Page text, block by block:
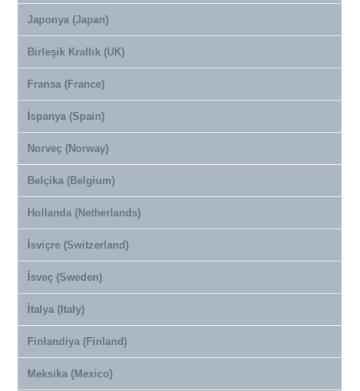
Japonya (Japan)
Birleşik Krallık (UK)
Fransa (France)
İspanya (Spain)
Norveç (Norway)
Belçika (Belgium)
Hollanda (Netherlands)
İsviçre (Switzerland)
İsveç (Sweden)
İtalya (Italy)
Finlandiya (Finland)
Meksika (Mexico)